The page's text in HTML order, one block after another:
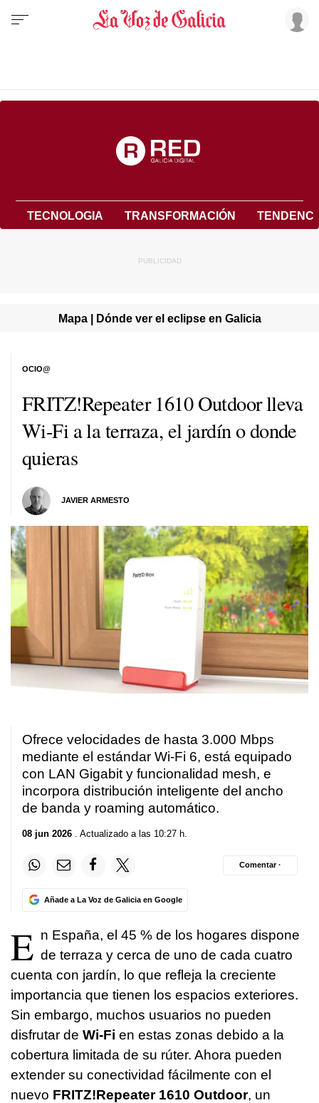
TECNOLOGIA TRANSFORMACIÓN
Mapa | Dónde ver el eclipse en Galicia
FRITZ!Repeater 1610 Outdoor lleva
Wi-Fi a la terraza, el jardín o donde
quieras
JAVIER ARMESTO
OCIO@
Ofrece velocidades de hasta 3.000 Mbps
mediante el estándar Wi-Fi 6, está equipado
con LAN Gigabit y funcionalidad mesh, e
incorpora distribución inteligente del ancho
de banda y roaming automático.
08 jun 2026 . Actualizado a las 10:27 h.
Añade a La Voz de Galicia en Google
Comentar ·
E n España, el 45 % de los hogares dispone
de terraza y cerca de uno de cada cuatro
cuenta con jardín, lo que refleja la creciente
importancia que tienen los espacios exteriores.
Sin embargo, muchos usuarios no pueden
disfrutar de Wi-Fi en estas zonas debido a la
cobertura limitada de su rúter. Ahora pueden
extender su conectividad fácilmente con el
nuevo FRITZ!Repeater 1610 Outdoor, un